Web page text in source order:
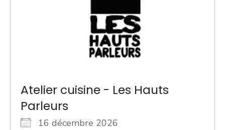
Atelier cuisine - Les Hauts
Parleurs
16 décembre 2026